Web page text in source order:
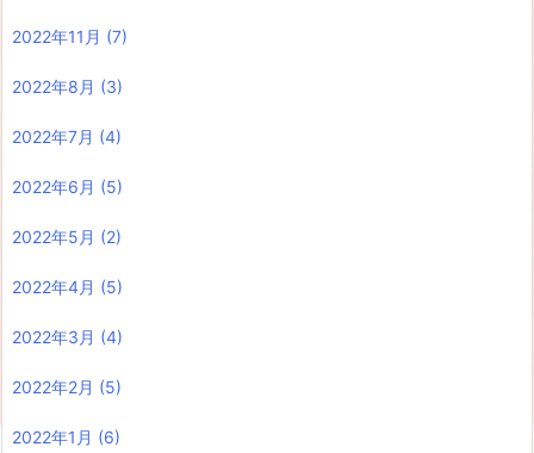
2022年11月 (7)
2022年8月 (3)
2022年7月 (4)
2022年6月 (5)
2022年5月 (2)
2022年4月 (5)
2022年3月 (4)
2022年2月 (5)
2022年1月 (6)